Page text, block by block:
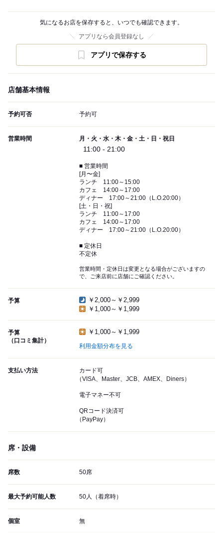
気になるお店を保存すると、いつでも確認できます。
アプリなら会員登録なし
アプリで保存する
店舗基本情報
予約可否 予約可
営業時間 月・火・水・木・金・土・日・祝日
11:00 - 21:00
■ 営業時間
[月〜金]
ランチ 11:00～15:00
カフェ 14:00～17:00
ディナー 17:00～21:00（L.O.20:00）
[土・日・祝]
ランチ 11:00～17:00
カフェ 14:00～17:00
ディナー 17:00～21:00（L.O.20:00）
■ 定休日
不定休
営業時間・定休日は変更となる場合がございますの
で、ご来店前に店舗にご確認ください。
予算
￥2,000～￥2,999
￥1,000～￥1,999
予算
（口コミ集計）
￥1,000～￥1,999
利用金額分布を見る
支払い方法
カード可
（VISA、Master、JCB、AMEX、Diners）
電子マネー不可
QRコード決済可
（PayPay）
席・設備
席数 50席
最大予約可能人数 50人（着席時）
個室 無